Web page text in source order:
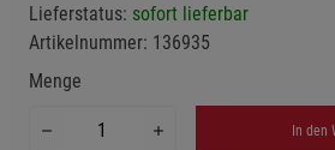
Lieferstatus: sofort lieferbar
Artikelnummer: 136935
Menge
In den